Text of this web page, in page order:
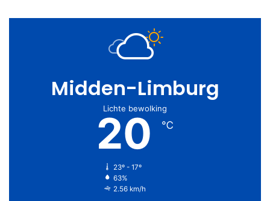
Midden-Limburg
Lichte bewolking
20 ℃
23º - 17º
63%
2.56 km/h